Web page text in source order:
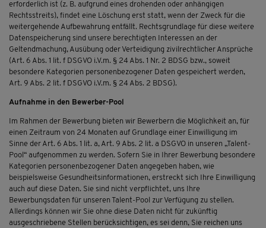
erforderlich ist (z. B. aufgrund eines drohenden oder anhängigen
Rechtsstreits), findet eine Löschung erst statt, wenn der Zweck für die
weitergehende Aufbewahrung entfällt. Rechtsgrundlage für diese weitere
Datenspeicherung sind unsere berechtigten Interessen an der
Geltendmachung, Ausübung oder Verteidigung zivilrechtlicher Ansprüche
(Art. 6 Abs. 1 lit. f DSGVO i.V.m. § 24 Abs. 1 Nr. 2 BDSG bzw., soweit
besondere Kategorien personenbezogener Daten gespeichert werden,
Art. 9 Abs. 2 lit. f DSGVO i.V.m. § 24 Abs. 2 BDSG).
Aufnahme in den Bewerber-Pool
Im Rahmen der Bewerbung bieten wir Bewerbern die Möglichkeit an, für
einen Zeitraum von 24 Monaten auf Grundlage einer Einwilligung im
Sinne der Art. 6 Abs. 1 lit. a, Art. 9 Abs. 2 lit. a DSGVO in unseren „Talent-
Pool“ aufgenommen zu werden. Sofern Sie in Ihrer Bewerbung besondere
Kategorien personenbezogener Daten angegeben haben, wie
beispielsweise Gesundheitsinformationen, erstreckt sich Ihre Einwilligung
auch auf diese Daten. Sie sind nicht verpflichtet, uns Ihre
Bewerbungsdaten für unseren Talent-Pool zur Verfügung zu stellen.
Allerdings können wir Sie ohne diese Daten nicht für zukünftig
ausgeschriebene Stellen berücksichtigen, es sei denn, Sie reichen uns